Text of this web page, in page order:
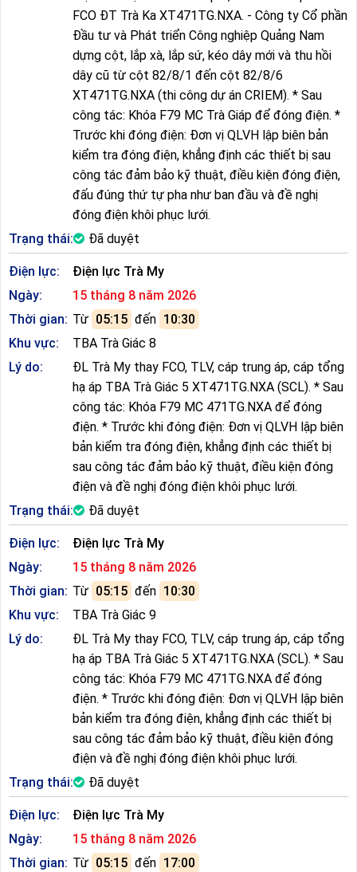
FCO ĐT Trà Ka XT471TG.NXA. - Công ty Cổ phần
Đầu tư và Phát triển Công nghiệp Quảng Nam
dựng cột, lắp xà, lắp sứ, kéo dây mới và thu hồi
dây cũ từ cột 82/8/1 đến cột 82/8/6
XT471TG.NXA (thi công dự án CRIEM). * Sau
công tác: Khóa F79 MC Trà Giáp để đóng điện. *
Trước khi đóng điện: Đơn vị QLVH lập biên bản
kiểm tra đóng điện, khẳng định các thiết bị sau
công tác đảm bảo kỹ thuật, điều kiện đóng điện,
đấu đúng thứ tự pha như ban đầu và đề nghị
đóng điện khôi phục lưới.
Trạng thái:
Đã duyệt
Điện lực:
Điện lực Trà My
Ngày:
15 tháng 8 năm 2026
Thời gian: Từ 05:15 đến 10:30
Khu vực:
TBA Trà Giác 8
Lý do:
ĐL Trà My thay FCO, TLV, cáp trung áp, cáp tổng
hạ áp TBA Trà Giác 5 XT471TG.NXA (SCL). * Sau
công tác: Khóa F79 MC 471TG.NXA để đóng
điện. * Trước khi đóng điện: Đơn vị QLVH lập biên
bản kiểm tra đóng điện, khẳng định các thiết bị
sau công tác đảm bảo kỹ thuật, điều kiện đóng
điện và đề nghị đóng điện khôi phục lưới.
Trạng thái:
Đã duyệt
Điện lực:
Điện lực Trà My
Ngày:
15 tháng 8 năm 2026
Thời gian: Từ 05:15 đến 10:30
Khu vực:
TBA Trà Giác 9
Lý do:
ĐL Trà My thay FCO, TLV, cáp trung áp, cáp tổng
hạ áp TBA Trà Giác 5 XT471TG.NXA (SCL). * Sau
công tác: Khóa F79 MC 471TG.NXA để đóng
điện. * Trước khi đóng điện: Đơn vị QLVH lập biên
bản kiểm tra đóng điện, khẳng định các thiết bị
sau công tác đảm bảo kỹ thuật, điều kiện đóng
điện và đề nghị đóng điện khôi phục lưới.
Trạng thái:
Đã duyệt
Điện lực:
Điện lực Trà My
Ngày:
15 tháng 8 năm 2026
Thời gian: Từ 05:15 đến 17:00